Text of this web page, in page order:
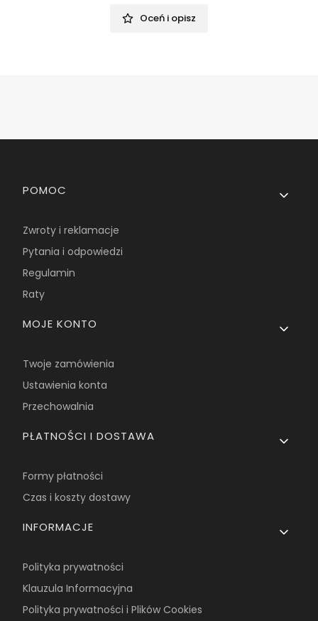
Oceń i opisz
Linki w stopce
POMOC
Zwroty i reklamacje
Pytania i odpowiedzi
Regulamin
Raty
MOJE KONTO
Twoje zamówienia
Ustawienia konta
Przechowalnia
PŁATNOŚCI I DOSTAWA
Formy płatności
Czas i koszty dostawy
INFORMACJE
Polityka prywatności
Klauzula Informacyjna
Polityka prywatności i Plików Cookies